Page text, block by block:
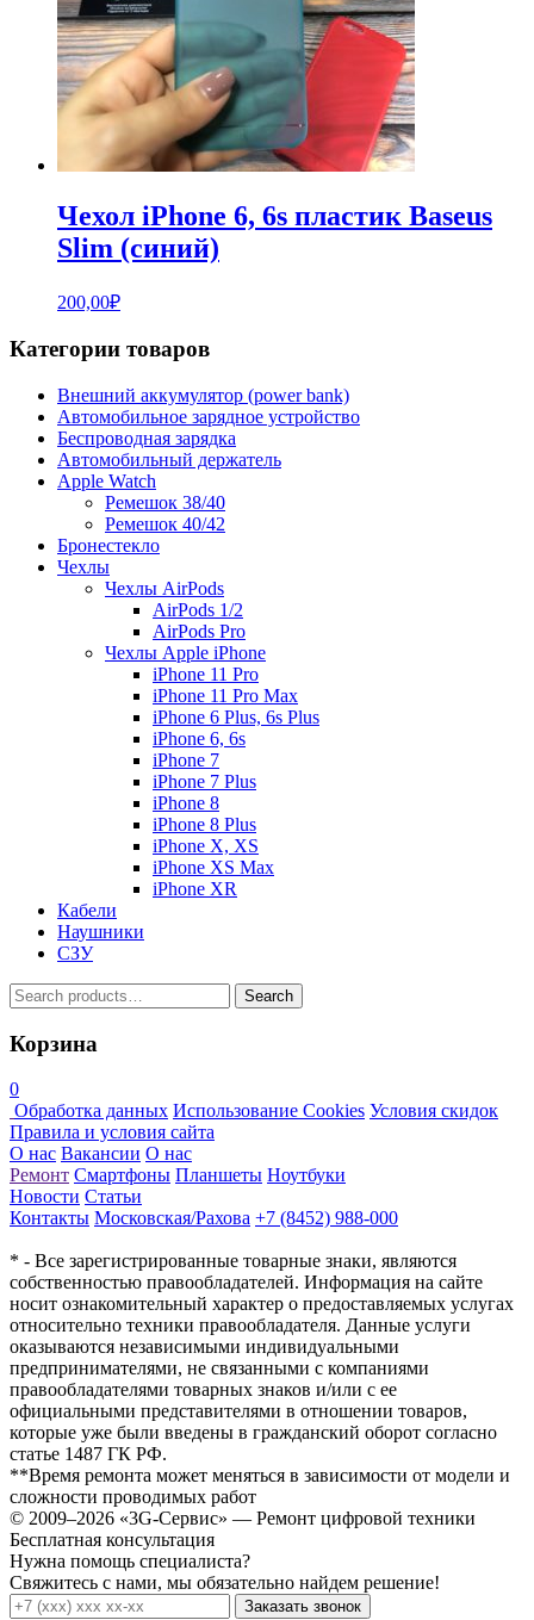
Чехол iPhone 6, 6s пластик Baseus
Slim (синий)
200,00₽
Категории товаров
Внешний аккумулятор (power bank)
Автомобильное зарядное устройство
Беспроводная зарядка
Автомобильный держатель
Apple Watch
Ремешок 38/40
Ремешок 40/42
Бронестекло
Чехлы
Чехлы AirPods
AirPods 1/2
AirPods Pro
Чехлы Apple iPhone
iPhone 11 Pro
iPhone 11 Pro Max
iPhone 6 Plus, 6s Plus
iPhone 6, 6s
iPhone 7
iPhone 7 Plus
iPhone 8
iPhone 8 Plus
iPhone X, XS
iPhone XS Max
iPhone XR
Кабели
Наушники
СЗУ
Search
for:
Search
Корзина
0
Обработка данных Использование Cookies Условия скидок
Правила и условия сайта
О нас Вакансии О нас
Ремонт Смартфоны Планшеты Ноутбуки
Новости Статьи
Контакты Московская/Рахова +7 (8452) 988-000
* - Все зарегистрированные товарные знаки, являются
собственностью правообладателей. Информация на сайте
носит ознакомительный характер о предоставляемых услугах
относительно техники правообладателя. Данные услуги
оказываются независимыми индивидуальными
предпринимателями, не связанными с компаниями
правообладателями товарных знаков и/или с ее
официальными представителями в отношении товаров,
которые уже были введены в гражданский оборот согласно
статье 1487 ГК РФ.
**Время ремонта может меняться в зависимости от модели и
сложности проводимых работ
© 2009–2026 «3G-Сервис» — Ремонт цифровой техники
Бесплатная консультация
Нужна помощь специалиста?
Свяжитесь с нами, мы обязательно найдем решение!
Заказать звонок